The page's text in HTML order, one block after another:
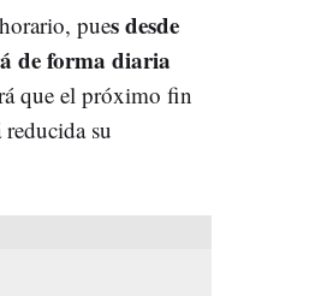
pues desde
de forma diaria
que el próximo fin
su